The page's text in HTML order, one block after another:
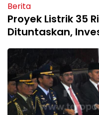
Berita
Proyek Listrik 35
Dituntaskan,